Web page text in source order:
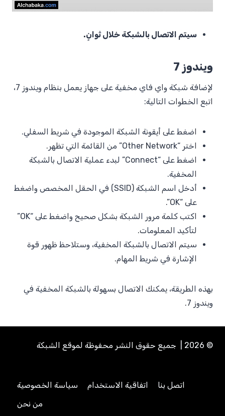
سيتم الاتصال بالشبكة خلال ثوانٍ.
ويندوز 7
لإضافة شبكة واي فاي مخفية على جهاز يعمل بنظام ويندوز 7،
اتبع الخطوات التالية:
اضغط على أيقونة الشبكة الموجودة في شريط السفلي.
اختر “Other Network” من القائمة التي تظهر.
اضغط على “Connect” لبدء عملية الاتصال بالشبكة
المخفية.
أدخل اسم الشبكة (SSID) في الحقل المخصص واضغط
على “OK”.
اكتب كلمة مرور الشبكة بشكل صحيح واضغط على “OK”
لتأكيد المعلومات.
سيتم الاتصال بالشبكة المخفية، وستلاحظ ظهور قوة
الإشارة في شريط المهام.
بهذه الطريقة، يمكنك الاتصال بسهولة بالشبكة المخفية في
ويندوز 7.
© 2026 | جميع حقوق النشر محفوظة لموقع الشبكة
اتصل بنا اتفاقية الاستخدام
سياسة الخصوصية
من نحن